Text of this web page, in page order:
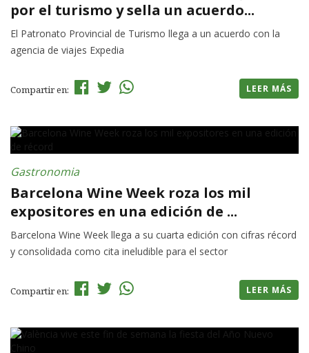
por el turismo y sella un acuerdo...
El Patronato Provincial de Turismo llega a un acuerdo con la
agencia de viajes Expedia
Compartir en: LEER MÁS
Gastronomia
Barcelona Wine Week roza los mil
expositores en una edición de ...
Barcelona Wine Week llega a su cuarta edición con cifras récord
y consolidada como cita ineludible para el sector
Compartir en: LEER MÁS